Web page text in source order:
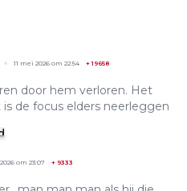
11 mei 2026 om 22:54 +19658
door hem verloren. Het
de focus elders neerleggen
om 23:07 + 9333